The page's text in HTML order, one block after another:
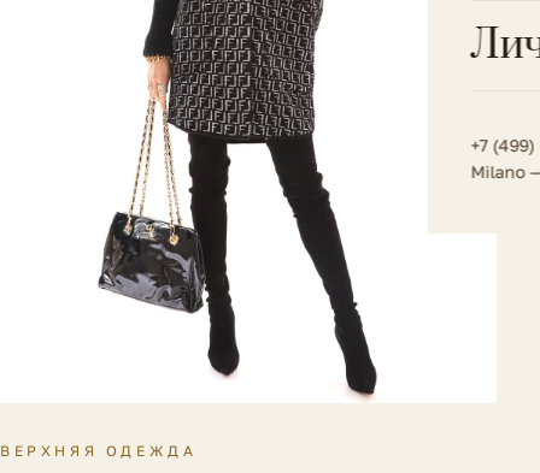
Весь
+7
Milano
ВЕРХНЯЯ ОДЕЖДА